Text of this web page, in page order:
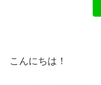
こんにちは！